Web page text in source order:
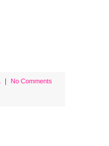
｜ No Comments